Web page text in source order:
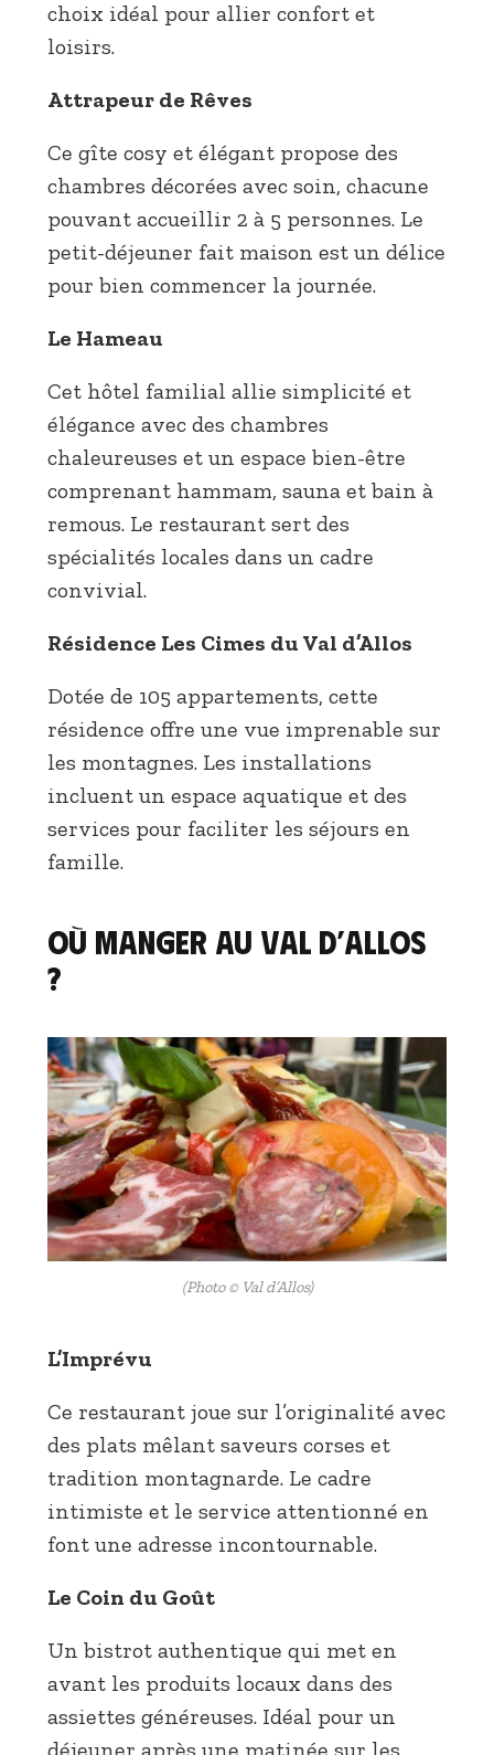
choix idéal pour allier confort et
loisirs.
Attrapeur de Rêves
Ce gîte cosy et élégant propose des
chambres décorées avec soin, chacune
pouvant accueillir 2 à 5 personnes. Le
petit-déjeuner fait maison est un délice
pour bien commencer la journée.
Le Hameau
Cet hôtel familial allie simplicité et
élégance avec des chambres
chaleureuses et un espace bien-être
comprenant hammam, sauna et bain à
remous. Le restaurant sert des
spécialités locales dans un cadre
convivial.
Résidence Les Cimes du Val d’Allos
Dotée de 105 appartements, cette
résidence offre une vue imprenable sur
les montagnes. Les installations
incluent un espace aquatique et des
services pour faciliter les séjours en
famille.
Où manger au Val d’Allos
?
(Photo © Val d’Allos)
L’Imprévu
Ce restaurant joue sur l’originalité avec
des plats mêlant saveurs corses et
tradition montagnarde. Le cadre
intimiste et le service attentionné en
font une adresse incontournable.
Le Coin du Goût
Un bistrot authentique qui met en
avant les produits locaux dans des
assiettes généreuses. Idéal pour un